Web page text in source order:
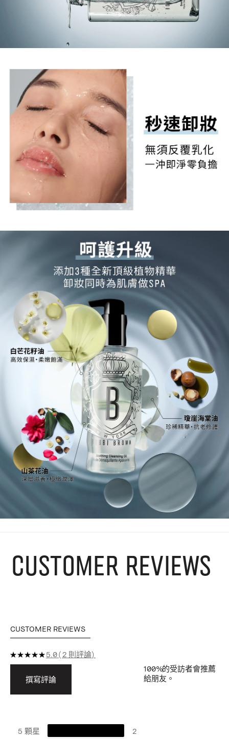
CUSTOMER REVIEWS
CUSTOMER REVIEWS
5.0 2 則評論
撰寫評論
100%的受訪者會推薦
給朋友。
5 顆星 2